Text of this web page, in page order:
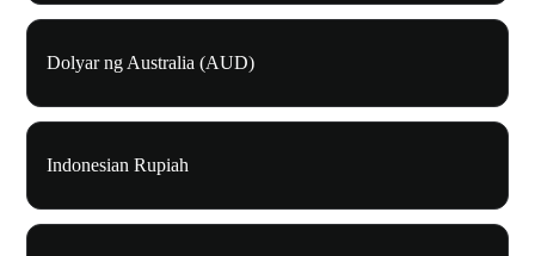
Dolyar ng Australia (AUD)
Indonesian Rupiah